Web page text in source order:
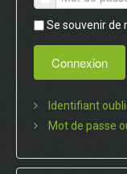
Se souvenir de
Connexion
Identifiant
Mot de passe